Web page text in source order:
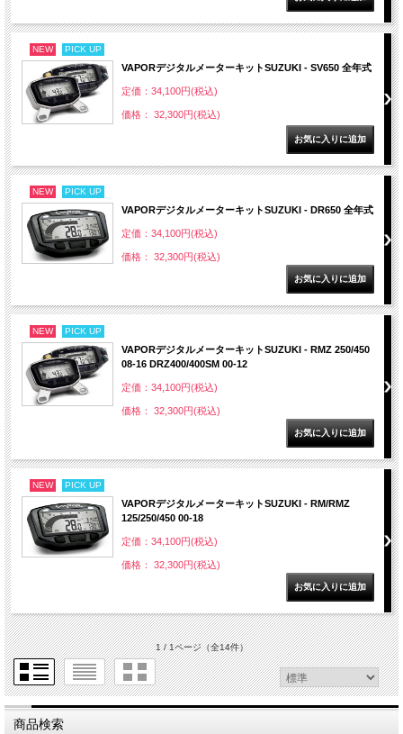
NEW PICK UP
VAPORデジタルメーターキットSUZUKI - SV650 全年式
定価：34,100円(税込)
価格： 32,300円(税込)
NEW PICK UP
VAPORデジタルメーターキットSUZUKI - DR650 全年式
定価：34,100円(税込)
価格： 32,300円(税込)
NEW PICK UP
VAPORデジタルメーターキットSUZUKI - RMZ 250/450
08-16 DRZ400/400SM 00-12
定価：34,100円(税込)
価格： 32,300円(税込)
NEW PICK UP
VAPORデジタルメーターキットSUZUKI - RM/RMZ
125/250/450 00-18
定価：34,100円(税込)
価格： 32,300円(税込)
1 / 1ページ（全14件）
商品検索